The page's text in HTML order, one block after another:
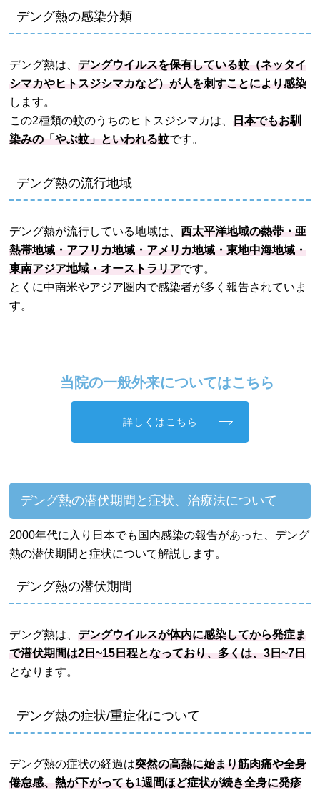
デング熱の感染分類
デング熱は、デングウイルスを保有している蚊（ネッタイ
シマカやヒトスジシマカなど）が人を刺すことにより感染
します。
この2種類の蚊のうちのヒトスジシマカは、
日本でもお馴
染みの「やぶ蚊」といわれる蚊です。
デング熱の流行地域
デング熱が流行している地域は、西太平洋地域の熱帯・亜
熱帯地域・アフリカ地域・アメリカ地域・東地中海地域・
東南アジア地域・オーストラリアです。
とくに中南米やアジア圏内で感染者が多く報告されていま
す。
当院の一般外来についてはこちら
詳しくはこちら
デング熱の潜伏期間と症状、治療法について
2000年代に入り日本でも国内感染の報告があった、デング
熱の潜伏期間と症状について解説します。
デング熱の潜伏期間
デング熱は、デングウイルスが体内に感染してから発症ま
で潜伏期間は2日~15日程となっており、多くは、3日~7日
となります。
デング熱の症状/重症化について
デング熱の症状の経過は突然の高熱に始まり筋肉痛や全身
倦怠感、熱が下がっても1週間ほど症状が続き全身に発疹